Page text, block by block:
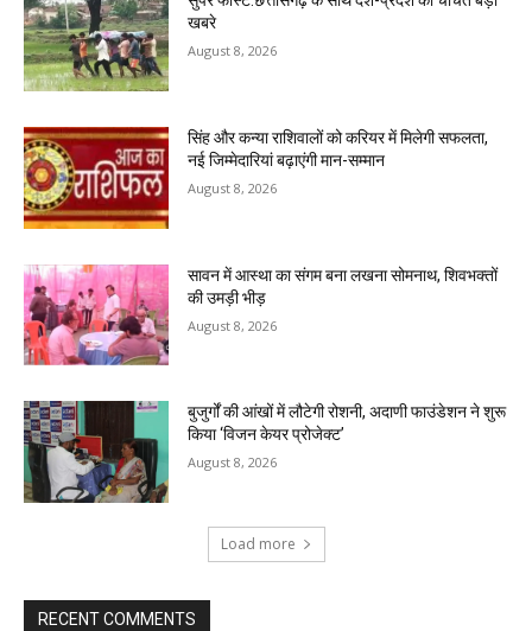
खबरे
August 8, 2026
सिंह और कन्या राशिवालों को करियर में मिलेगी सफलता,
नई जिम्मेदारियां बढ़ाएंगी मान-सम्मान
August 8, 2026
सावन में आस्था का संगम बना लखना सोमनाथ, शिवभक्तों
की उमड़ी भीड़
August 8, 2026
बुजुर्गों की आंखों में लौटेगी रोशनी, अदाणी फाउंडेशन ने शुरू
किया ‘विजन केयर प्रोजेक्ट’
August 8, 2026
Load more
RECENT COMMENTS